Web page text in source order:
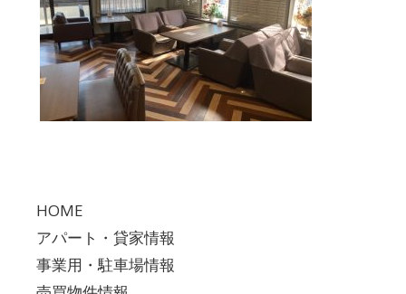
HOME
アパート・貸家情報
事業用・駐車場情報